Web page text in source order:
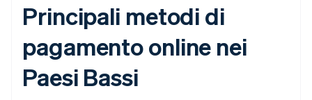
Principali metodi di
pagamento online nei
Paesi Bassi